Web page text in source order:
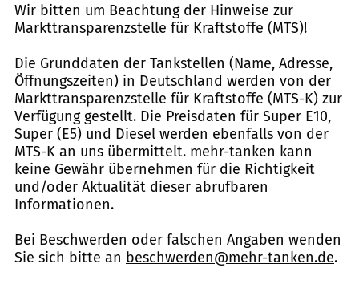
Wir bitten um Beachtung der Hinweise zur
Markttransparenzstelle für Kraftstoffe (MTS)!
Die Grunddaten der Tankstellen (Name, Adresse,
Öffnungszeiten) in Deutschland werden von der
Markttransparenzstelle für Kraftstoffe (MTS-K) zur
Verfügung gestellt. Die Preisdaten für Super E10,
Super (E5) und Diesel werden ebenfalls von der
MTS-K an uns übermittelt. mehr-tanken kann
keine Gewähr übernehmen für die Richtigkeit
und/oder Aktualität dieser abrufbaren
Informationen.
Bei Beschwerden oder falschen Angaben wenden
Sie sich bitte an beschwerden@mehr-tanken.de.